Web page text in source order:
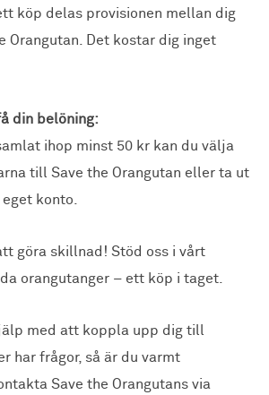
köp delas provisionen mellan dig
Orangutan. Det kostar dig inget
din belöning:
ihop minst 50 kr kan du välja
till Save the Orangutan eller ta ut
konto.
göra skillnad! Stöd oss i vårt
orangutanger – ett köp i taget.
med att koppla upp dig till
har frågor, så är du varmt
Save the Orangutans via